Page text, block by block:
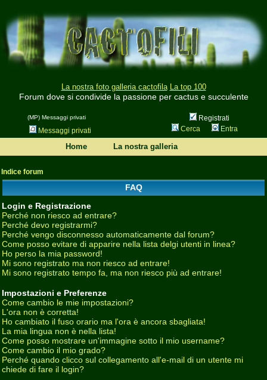
La nostra foto galleria cactofila La top 100
Forum dove si condivide la passione per cactus e succulente
(MP) Messaggi privati
Registrati
Messaggi privati
Cerca Entra
Home La nostra galleria
Indice forum
FAQ
Login e Registrazione
Perché non riesco ad entrare?
Perché devo registrarmi?
Perché vengo disconnesso automaticamente dal forum?
Come posso evitare di apparire nella lista delgi utenti in linea?
Ho perso la mia password!
Mi sono registrato ma non riesco ad entrare!
Mi sono registrato tempo fa, ma non riesco più ad entrare!
Impostazioni e Preferenze
Come cambio le mie impostazioni?
L'ora non è corretta!
Ho cambiato il fuso orario ma l'ora è ancora sbagliata!
La mia lingua non è nella lista!
Come posso mostrare un'immagine sotto il mio username?
Come cambio il mio grado?
Perché quando clicco sul collegamento all'e-mail di un utente mi
chiede di fare il login?